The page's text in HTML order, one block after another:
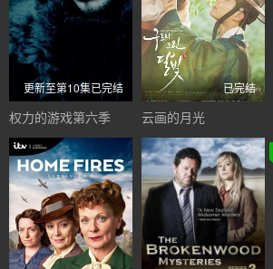
更新至第10集已完结
权力的游戏第六季
已完结
云画的月光